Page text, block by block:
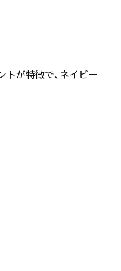
トが特徴で、ネイビー